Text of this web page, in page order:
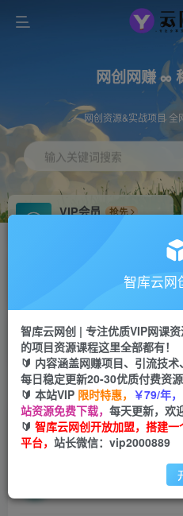
网创网赚 ∞
网创资源&实战项目 全
输入关键词搜索
VIP会员
抢先
会员专属推广链接
网赚网创 项目
365天稳定跟新
首页 会员免费 正文
通过外网出售明信片赚
高，项目简单
智库云网
智库云网创 | 专注优质VIP网课
的项目资源课程这里全部都有！
🔰 内容涵盖网赚项目、引流技术
每日稳定更新20-30优质付费资源
🔰 本站VIP 限时特惠， ￥79/年
站资源免费下载， 每天更新，欢
🔰 智库云网创开放加盟，搭建
平台， 站长微信：vip2000889